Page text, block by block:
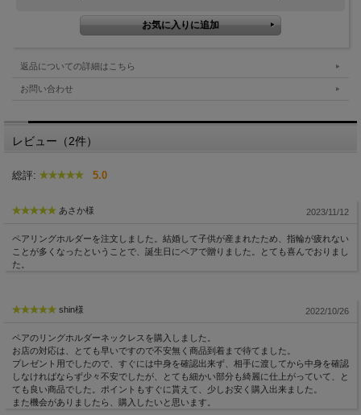
返品についての詳細はこちら
お問い合わせ
レビュー（2件）
総評: 5.0
あさか様 2023/11/12
ペアリングホルダーを注文しました。結婚して子供が産まれたため、指輪が疲れない
ことが多くなったということで、誕生日にペアで贈りました。とても喜んでおりまし
た。
shin様 2022/10/26
ペアのリングホルダーネックレスを購入しました。
お店の対応は、とても早いですので不安無く商品到着まで待てました。
プレゼント用でしたので、すぐには中身を確認出来ず、相手に渡してから中身を確認
しなければならず少々不安でしたが、とても細かい部分も綺麗に仕上がっていて、と
ても良い商品でした。ポイントもすぐに貰えて、少しお安く購入出来ました。
また機会がありましたら、購入したいと思います。